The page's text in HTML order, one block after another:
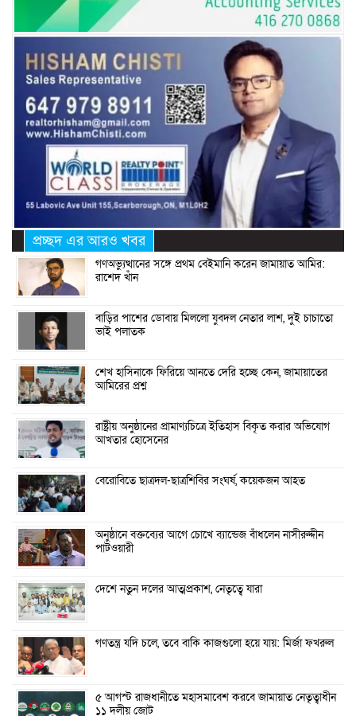
প্রচ্ছদ এর আরও খবর
গণঅভ্যুত্থানের সঙ্গে প্রথম বেইমানি করেন জামায়াত আমির:
রাশেদ খাঁন
বাড়ির পাশের ডোবায় মিললো যুবদল নেতার লাশ, দুই চাচাতো
ভাই পলাতক
শেখ হাসিনাকে ফিরিয়ে আনতে দেরি হচ্ছে কেন, জামায়াতের
আমিরের প্রশ্ন
রাষ্ট্রীয় অনুষ্ঠানের প্রামাণ্যচিত্রে ইতিহাস বিকৃত করার অভিযোগ
আখতার হোসেনের
বেরোবিতে ছাত্রদল-ছাত্রশিবির সংঘর্ষ, কয়েকজন আহত
অনুষ্ঠানে বক্তব্যের আগে চোখে ব্যান্ডেজ বাঁধলেন নাসীরুদ্দীন
পাটওয়ারী
দেশে নতুন দলের আত্মপ্রকাশ, নেতৃত্বে যারা
গণতন্ত্র যদি চলে, তবে বাকি কাজগুলো হয়ে যায়: মির্জা ফখরুল
৫ আগস্ট রাজধানীতে মহাসমাবেশ করবে জামায়াত নেতৃত্বাধীন
১১ দলীয় জোট